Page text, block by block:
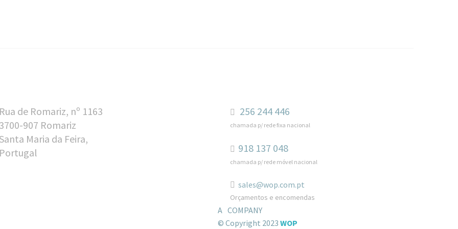
Rua de Romariz, nº 1163
3700-907 Romariz
Santa Maria da Feira,
Portugal
256 244 446
chamada p/ rede fixa nacional
918 137 048
chamada p/ rede móvel nacional
sales@wop.com.pt
Orçamentos e encomendas
A COMPANY
© Copyright 2023 WOP